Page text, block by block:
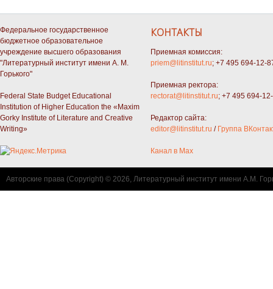
Федеральное государственное
бюджетное образовательное
учреждение высшего образования
"Литературный институт имени А. М.
Горького"
Federal State Budget Educational
Institution of Higher Education the «Maxim
Gorky Institute of Literature and Creative
Writing»
КОНТАКТЫ
Приемная комиссия:
priem@litinstitut.ru; +7 495 694-12-
Приемная ректора:
rectorat@litinstitut.ru; +7 495 694-
Редактор сайта:
editor@litinstitut.ru / Группа
Канал в Max
Авторские права (Copyright) © 2026, Литературный институт имени А.М.